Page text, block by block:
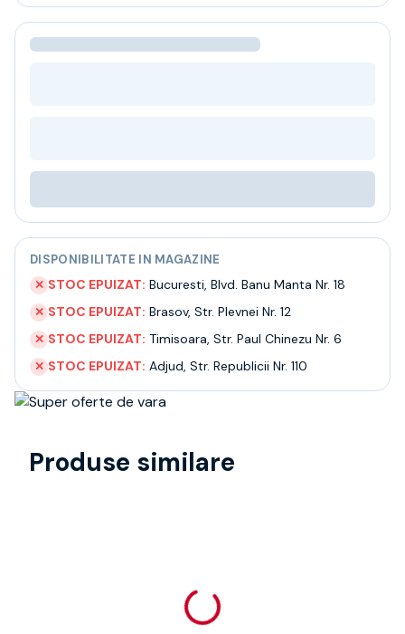
Ceai
Bacanie
Despre noi
Livrare
Termeni si conditii
Politica de confidentialitate
Intrebari frecvente
DISPONIBILITATE IN MAGAZINE
✕ STOC EPUIZAT: Bucuresti, Blvd. Banu Manta Nr. 18
✕ STOC EPUIZAT: Brasov, Str. Plevnei Nr. 12
✕ STOC EPUIZAT: Timisoara, Str. Paul Chinezu Nr. 6
✕ STOC EPUIZAT: Adjud, Str. Republicii Nr. 110
Produse similare